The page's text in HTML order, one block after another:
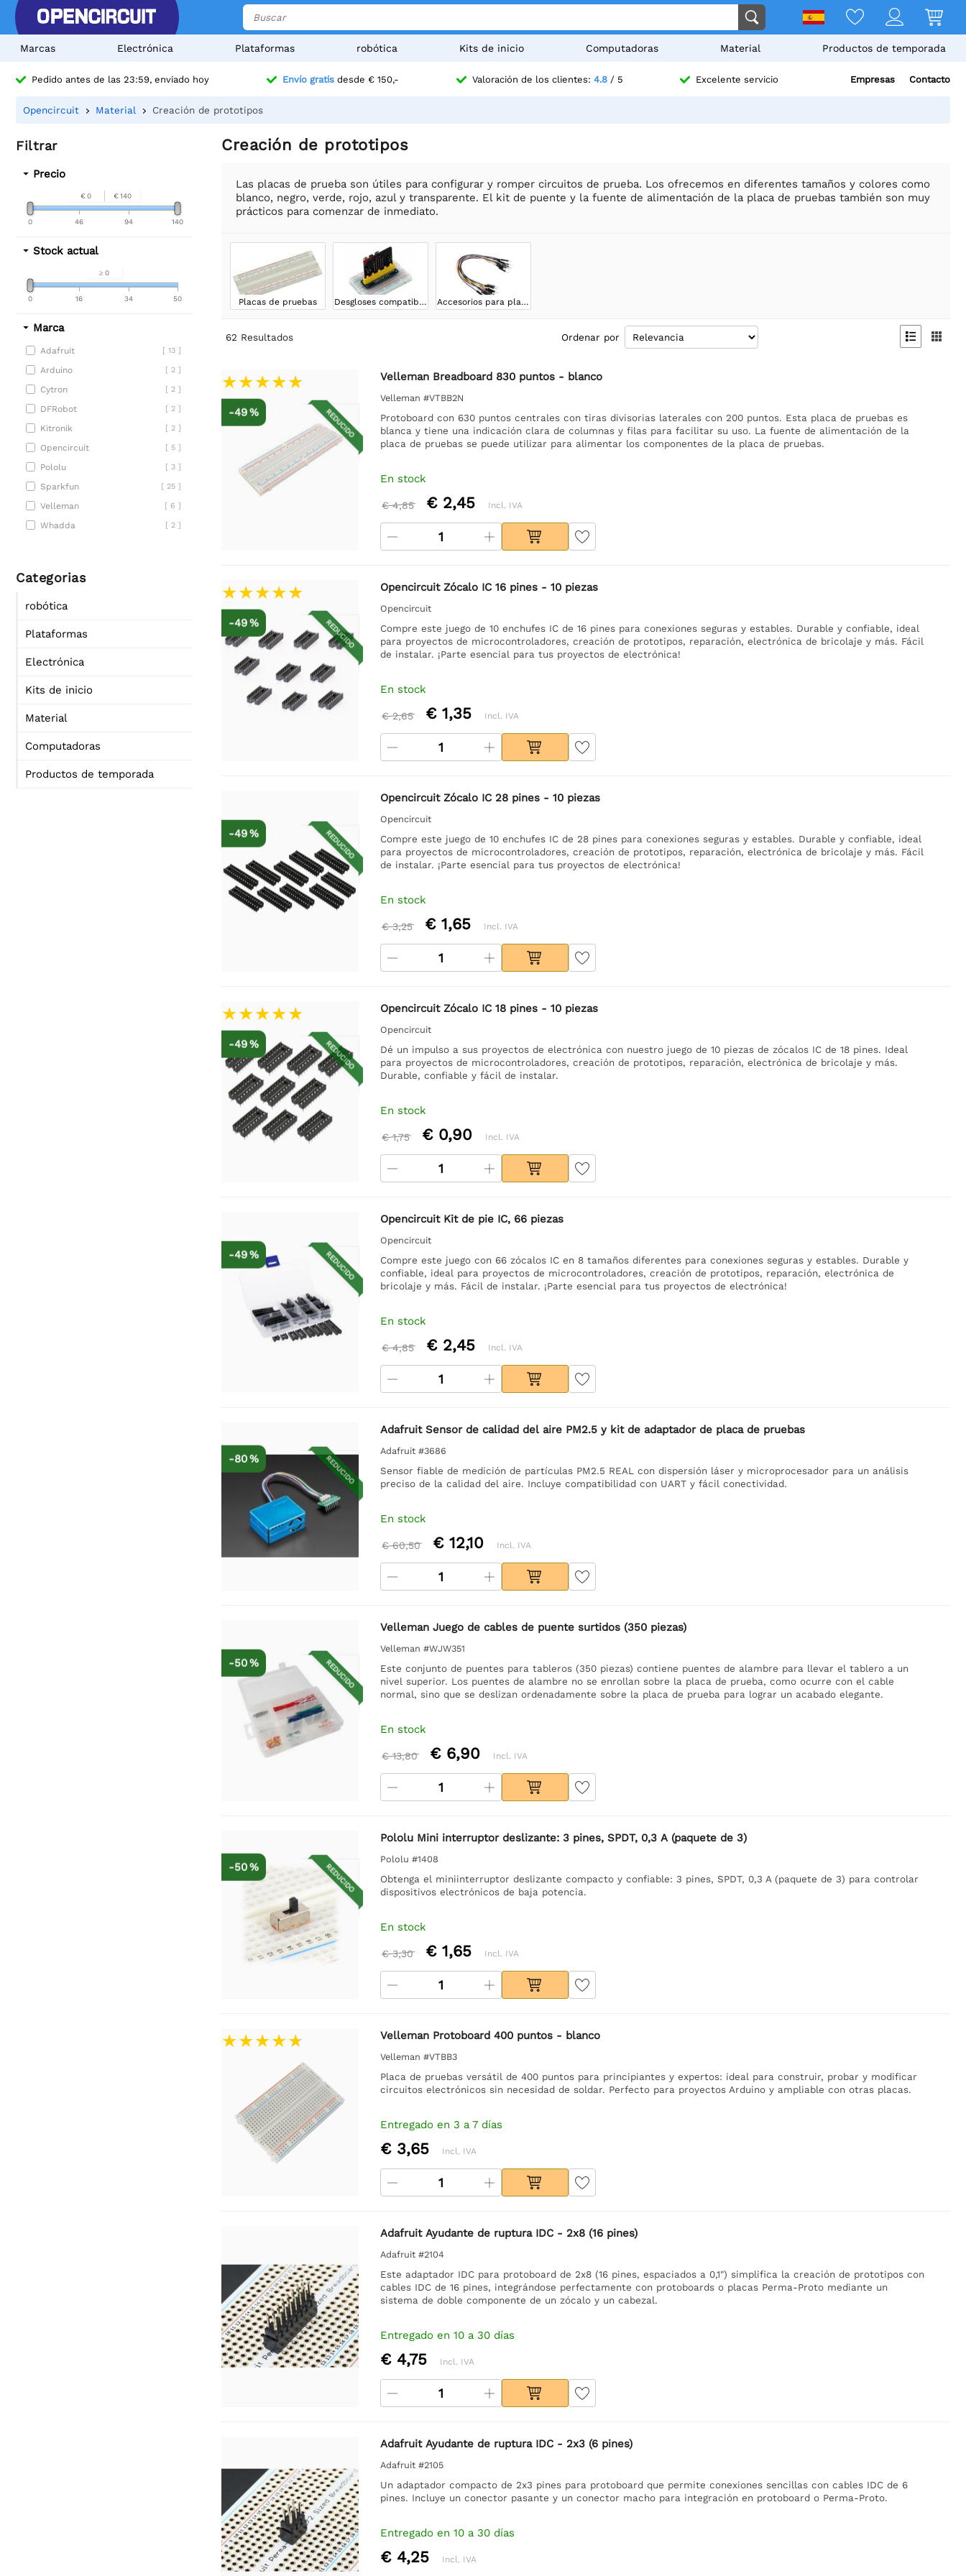
Marcas Electrónica Plataformas robótica Kits de inicio Computadoras Material Productos de temporada
Pedido antes de las 23:59, enviado hoy Envío gratisdesde € 150,- Valoración de los clientes: 4.8/ 5 Excelente servicio Empresas Contacto
Opencircuit Material Creación de prototipos
Filtrar
Precio
€ 0 € 140
0 140
46 94
Stock actual
≥ 0
0 50
16 34
Marca
Adafruit [ 13 ]
Arduino [ 2 ]
Cytron [ 2 ]
DFRobot [ 2 ]
Kitronik [ 2 ]
Opencircuit [ 5 ]
Pololu [ 3 ]
Sparkfun [ 25 ]
Velleman [ 6 ]
Whadda [ 2 ]
Categorias
robótica
Plataformas
Electrónica
Kits de inicio
Material
Computadoras
Productos de temporada
Creación de prototipos
Las placas de prueba son útiles para configurar y romper circuitos de prueba. Los ofrecemos en diferentes tamaños y colores como
blanco, negro, verde, rojo, azul y transparente. El kit de puente y la fuente de alimentación de la placa de pruebas también son muy
prácticos para comenzar de inmediato.
Placas de pruebas Desgloses compatibles con tableros de prueba Accesorios para placas de pruebas
62 Resultados Ordenar por  
REDUCIDO
-49 %
Velleman Breadboard 830 puntos - blanco
Velleman #VTBB2N
Protoboard con 630 puntos centrales con tiras divisorias laterales con 200 puntos. Esta placa de pruebas es
blanca y tiene una indicación clara de columnas y filas para facilitar su uso. La fuente de alimentación de la
placa de pruebas se puede utilizar para alimentar los componentes de la placa de pruebas.
En stock
€ 4,85 € 2,45 Incl. IVA
REDUCIDO
-49 %
Opencircuit Zócalo IC 16 pines - 10 piezas
Opencircuit
Compre este juego de 10 enchufes IC de 16 pines para conexiones seguras y estables. Durable y confiable, ideal
para proyectos de microcontroladores, creación de prototipos, reparación, electrónica de bricolaje y más. Fácil
de instalar. ¡Parte esencial para tus proyectos de electrónica!
En stock
€ 2,65 € 1,35 Incl. IVA
REDUCIDO
-49 %
Opencircuit Zócalo IC 28 pines - 10 piezas
Opencircuit
Compre este juego de 10 enchufes IC de 28 pines para conexiones seguras y estables. Durable y confiable, ideal
para proyectos de microcontroladores, creación de prototipos, reparación, electrónica de bricolaje y más. Fácil
de instalar. ¡Parte esencial para tus proyectos de electrónica!
En stock
€ 3,25 € 1,65 Incl. IVA
REDUCIDO
-49 %
Opencircuit Zócalo IC 18 pines - 10 piezas
Opencircuit
Dé un impulso a sus proyectos de electrónica con nuestro juego de 10 piezas de zócalos IC de 18 pines. Ideal
para proyectos de microcontroladores, creación de prototipos, reparación, electrónica de bricolaje y más.
Durable, confiable y fácil de instalar.
En stock
€ 1,75 € 0,90 Incl. IVA
REDUCIDO
-49 %
Opencircuit Kit de pie IC, 66 piezas
Opencircuit
Compre este juego con 66 zócalos IC en 8 tamaños diferentes para conexiones seguras y estables. Durable y
confiable, ideal para proyectos de microcontroladores, creación de prototipos, reparación, electrónica de
bricolaje y más. Fácil de instalar. ¡Parte esencial para tus proyectos de electrónica!
En stock
€ 4,85 € 2,45 Incl. IVA
REDUCIDO
-80 %
Adafruit Sensor de calidad del aire PM2.5 y kit de adaptador de placa de pruebas
Adafruit #3686
Sensor fiable de medición de partículas PM2.5 REAL con dispersión láser y microprocesador para un análisis
preciso de la calidad del aire. Incluye compatibilidad con UART y fácil conectividad.
En stock
€ 60,50 € 12,10 Incl. IVA
REDUCIDO
-50 %
Velleman Juego de cables de puente surtidos (350 piezas)
Velleman #WJW351
Este conjunto de puentes para tableros (350 piezas) contiene puentes de alambre para llevar el tablero a un
nivel superior. Los puentes de alambre no se enrollan sobre la placa de prueba, como ocurre con el cable
normal, sino que se deslizan ordenadamente sobre la placa de prueba para lograr un acabado elegante.
En stock
€ 13,80 € 6,90 Incl. IVA
REDUCIDO
-50 %
Pololu Mini interruptor deslizante: 3 pines, SPDT, 0,3 A (paquete de 3)
Pololu #1408
Obtenga el miniinterruptor deslizante compacto y confiable: 3 pines, SPDT, 0,3 A (paquete de 3) para controlar
dispositivos electrónicos de baja potencia.
En stock
€ 3,30 € 1,65 Incl. IVA
Velleman Protoboard 400 puntos - blanco
Velleman #VTBB3
Placa de pruebas versátil de 400 puntos para principiantes y expertos: ideal para construir, probar y modificar
circuitos electrónicos sin necesidad de soldar. Perfecto para proyectos Arduino y ampliable con otras placas.
Entregado en 3 a 7 días
€ 3,65 Incl. IVA
Adafruit Ayudante de ruptura IDC - 2x8 (16 pines)
Adafruit #2104
Este adaptador IDC para protoboard de 2x8 (16 pines, espaciados a 0,1") simplifica la creación de prototipos con
cables IDC de 16 pines, integrándose perfectamente con protoboards o placas Perma-Proto mediante un
sistema de doble componente de un zócalo y un cabezal.
Entregado en 10 a 30 días
€ 4,75 Incl. IVA
Adafruit Ayudante de ruptura IDC - 2x3 (6 pines)
Adafruit #2105
Un adaptador compacto de 2x3 pines para protoboard que permite conexiones sencillas con cables IDC de 6
pines. Incluye un conector pasante y un conector macho para integración en protoboard o Perma-Proto.
Entregado en 10 a 30 días
€ 4,25 Incl. IVA